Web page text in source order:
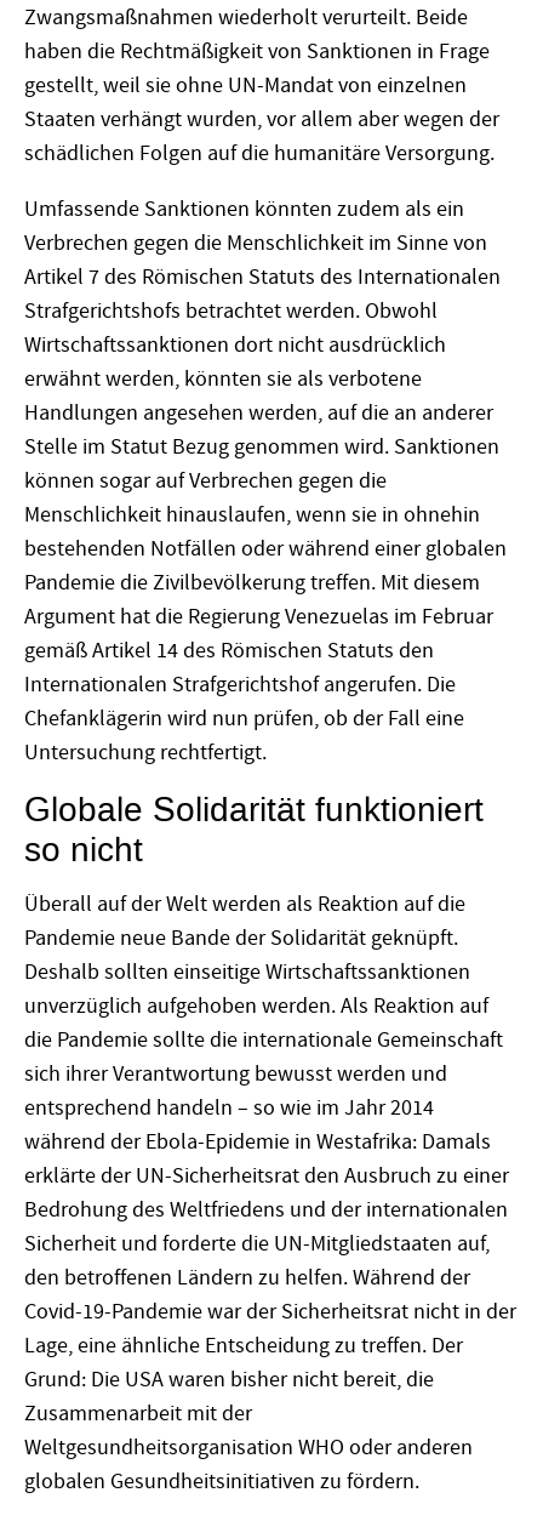
Zwangsmaßnahmen wiederholt verurteilt. Beide
haben die Rechtmäßigkeit von Sanktionen in Frage
gestellt, weil sie ohne UN-Mandat von einzelnen
Staaten verhängt wurden, vor allem aber wegen der
schädlichen Folgen auf die humanitäre Versorgung.
Umfassende Sanktionen könnten zudem als ein
Verbrechen gegen die Menschlichkeit im Sinne von
Artikel 7 des Römischen Statuts des Internationalen
Strafgerichtshofs betrachtet werden. Obwohl
Wirtschaftssanktionen dort nicht ausdrücklich
erwähnt werden, könnten sie als verbotene
Handlungen angesehen werden, auf die an anderer
Stelle im Statut Bezug genommen wird. Sanktionen
können sogar auf Verbrechen gegen die
Menschlichkeit hinauslaufen, wenn sie in ohnehin
bestehenden Notfällen oder während einer globalen
Pandemie die Zivilbevölkerung treffen. Mit diesem
Argument hat die Regierung Venezuelas im Februar
gemäß Artikel 14 des Römischen Statuts den
Internationalen Strafgerichtshof angerufen. Die
Chefanklägerin wird nun prüfen, ob der Fall eine
Untersuchung rechtfertigt.
Globale Solidarität funktioniert
so nicht
Überall auf der Welt werden als Reaktion auf die
Pandemie neue Bande der Solidarität geknüpft.
Deshalb sollten einseitige Wirtschaftssanktionen
unverzüglich aufgehoben werden. Als Reaktion auf
die Pandemie sollte die internationale Gemeinschaft
sich ihrer Verantwortung bewusst werden und
entsprechend handeln – so wie im Jahr 2014
während der Ebola-Epidemie in Westafrika: Damals
erklärte der UN-Sicherheitsrat den Ausbruch zu einer
Bedrohung des Weltfriedens und der internationalen
Sicherheit und forderte die UN-Mitgliedstaaten auf,
den betroffenen Ländern zu helfen. Während der
Covid-19-Pandemie war der Sicherheitsrat nicht in der
Lage, eine ähnliche Entscheidung zu treffen. Der
Grund: Die USA waren bisher nicht bereit, die
Zusammenarbeit mit der
Weltgesundheitsorganisation WHO oder anderen
globalen Gesundheitsinitiativen zu fördern.